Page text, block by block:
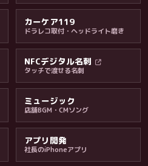
カーケア119
ドラレコ取付・ヘッドライト磨き
NFCデジタル名刺
タッチで渡せる名刺
ミュージック
店舗BGM・CMソング
アプリ開発
社長のiPhoneアプリ